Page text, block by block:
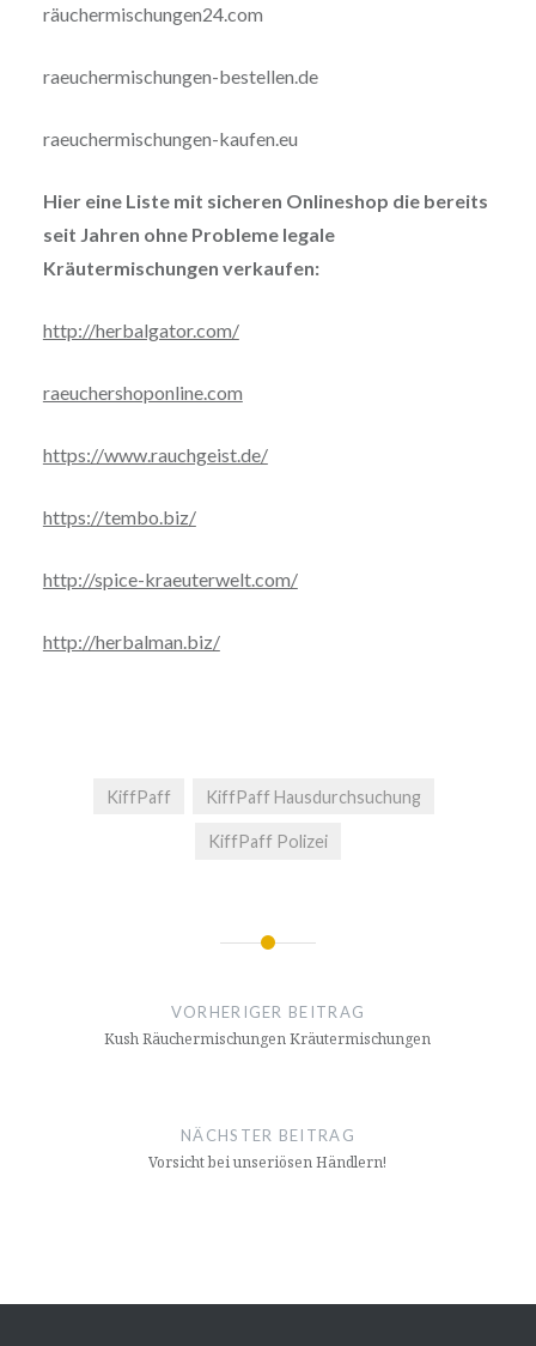
räuchermischungen24.com
raeuchermischungen-bestellen.de
raeuchermischungen-kaufen.eu
Hier eine Liste mit sicheren Onlineshop die bereits
seit Jahren ohne Probleme legale
Kräutermischungen verkaufen:
http://herbalgator.com/
raeuchershoponline.com
https://www.rauchgeist.de/
https://tembo.biz/
http://spice-kraeuterwelt.com/
http://herbalman.biz/
KiffPaff KiffPaff Hausdurchsuchung
KiffPaff Polizei
Beitragsnavigation
VORHERIGER BEITRAG
Kush Räuchermischungen Kräutermischungen
NÄCHSTER BEITRAG
Vorsicht bei unseriösen Händlern!